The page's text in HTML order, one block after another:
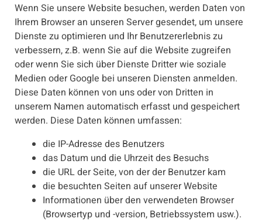
Wenn Sie unsere Website besuchen, werden Daten von
Ihrem Browser an unseren Server gesendet, um unsere
Dienste zu optimieren und Ihr Benutzererlebnis zu
verbessern, z.B. wenn Sie auf die Website zugreifen
oder wenn Sie sich über Dienste Dritter wie soziale
Medien oder Google bei unseren Diensten anmelden.
Diese Daten können von uns oder von Dritten in
unserem Namen automatisch erfasst und gespeichert
werden. Diese Daten können umfassen:
die IP-Adresse des Benutzers
das Datum und die Uhrzeit des Besuchs
die URL der Seite, von der der Benutzer kam
die besuchten Seiten auf unserer Website
Informationen über den verwendeten Browser
(Browsertyp und -version, Betriebssystem usw.).